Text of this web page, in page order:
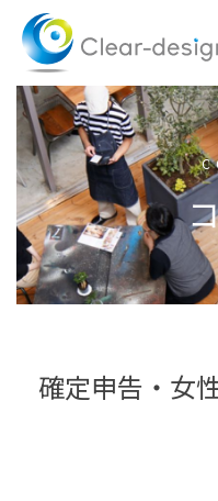
content
確定申告・女